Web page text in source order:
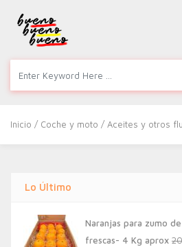
Inicio / Coche y moto / Aceites y otros
Lo Último
Naranjas para zumo
frescas- 4 Kg aprox